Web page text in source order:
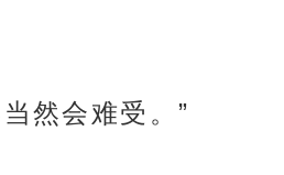
然会难受。”